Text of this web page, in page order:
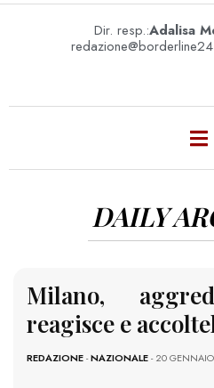
Dir. resp.:Adalisa
DAILY
Milano,
reagisce e
REDAZIONE-NAZIONALE- 20